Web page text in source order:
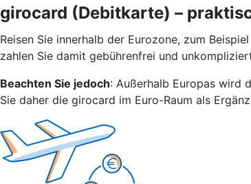
girocard (Debitkarte) –
Reisen Sie innerhalb der Eurozone, zum
zahlen Sie damit gebührenfrei und
Beachten Sie jedoch: Außerhalb Europas wird
Sie daher die girocard im Euro-Raum als